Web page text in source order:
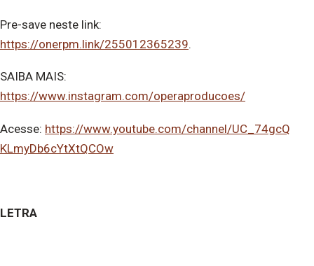
Pre-save neste link:
https://onerpm.link/255012365239.
SAIBA MAIS:
https://www.instagram.com/operaproducoes/
Acesse: https://www.youtube.com/channel/UC_74gcQ
KLmyDb6cYtXtQCOw
LETRA